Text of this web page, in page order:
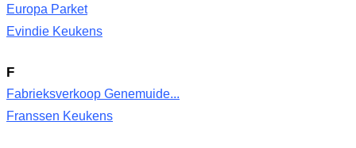
Europa Parket
Evindie Keukens
F
Fabrieksverkoop Genemuide...
Franssen Keukens